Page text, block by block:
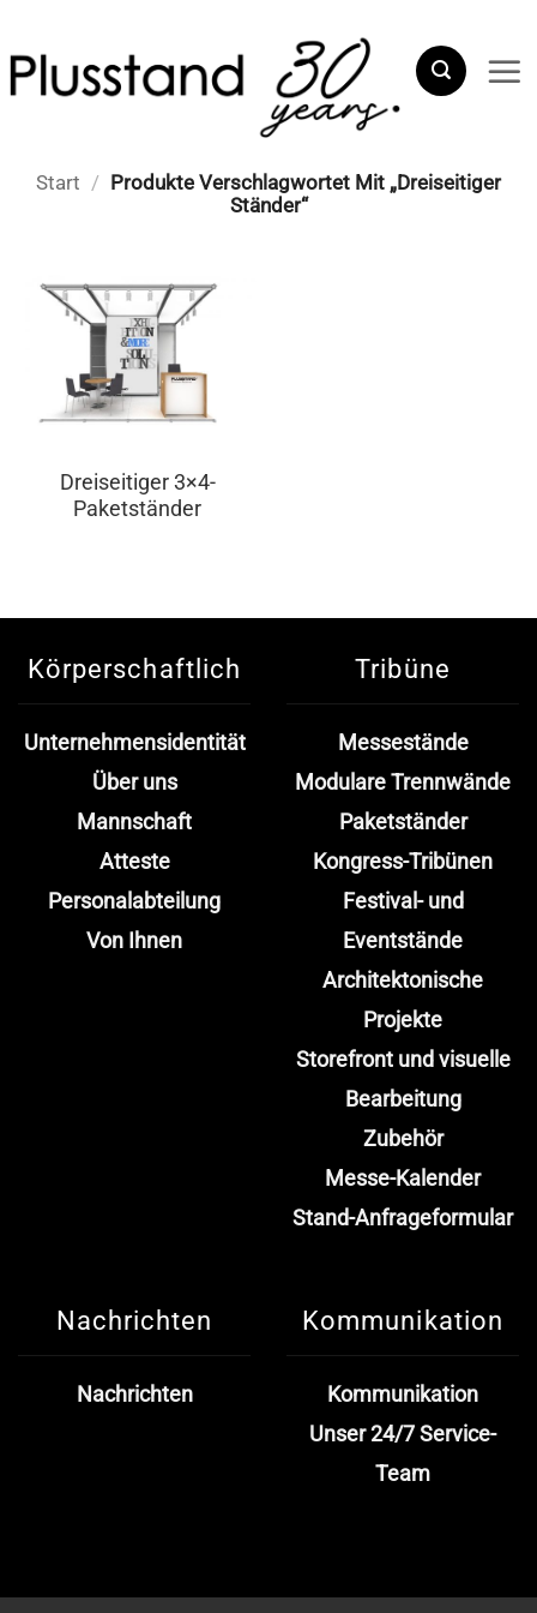
Inhalt
springen
Start / Produkte Verschlagwortet Mit „Dreiseitiger
Ständer“
Dreiseitiger 3×4-
Paketständer
Körperschaftlich
Unternehmensidentität
Über uns
Mannschaft
Atteste
Personalabteilung
Von Ihnen
Tribüne
Messestände
Modulare Trennwände
Paketständer
Kongress-Tribünen
Festival- und
Eventstände
Architektonische
Projekte
Storefront und visuelle
Bearbeitung
Zubehör
Messe-Kalender
Stand-Anfrageformular
Nachrichten
Nachrichten
Kommunikation
Kommunikation
Unser 24/7 Service-
Team